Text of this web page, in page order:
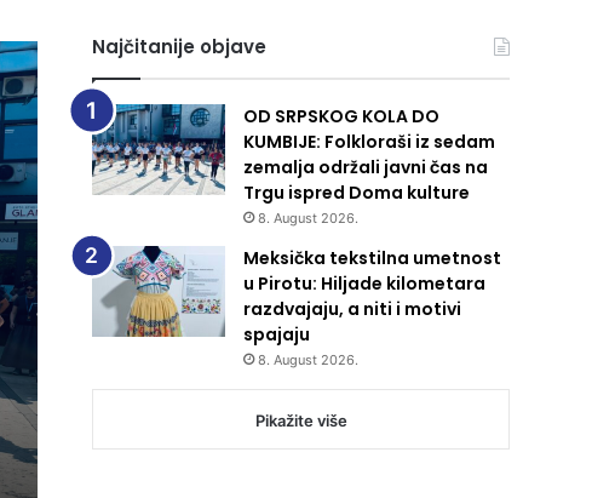
Najčitanije objave
OD SRPSKOG KOLA DO
KUMBIJE: Folkloraši iz sedam
zemalja održali javni čas na
Trgu ispred Doma kulture
8. August 2026.
Meksička tekstilna umetnost
u Pirotu: Hiljade kilometara
razdvajaju, a niti i motivi
spajaju
8. August 2026.
Pikažite više